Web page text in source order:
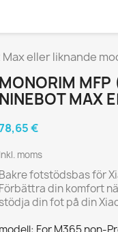
eller liknande
MONORIM MFP
NINEBOT MAX
€
Inkl. moms
Bakre fotstödsbas för
Förbättra din komfort
stödja din fot på din